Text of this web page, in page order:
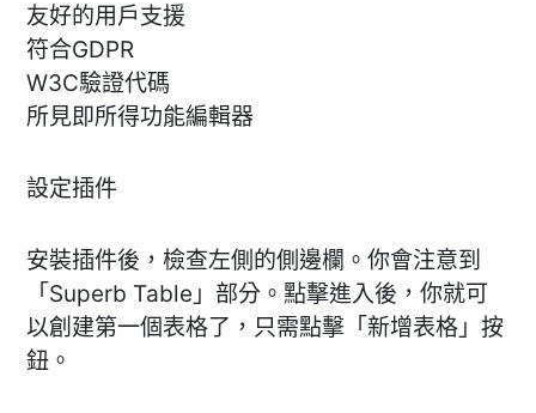
友好的用戶支援
符合GDPR
W3C驗證代碼
所見即所得功能編輯器
設定插件
安裝插件後，檢查左側的側邊欄。你會注意到
「Superb Table」部分。點擊進入後，你就可
以創建第一個表格了，只需點擊「新增表格」按
鈕。